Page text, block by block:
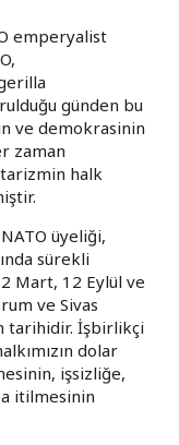
emperyalist
günden bu
ve demokrasinin
zaman
halk
üyeliği,
sürekli
Mart, 12 Eylül ve
ve Sivas
tarihidir. İşbirlikçi
dolar
işsizliğe,
itilmesinin